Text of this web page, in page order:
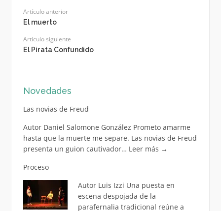
Artículo anterior
El muerto
Artículo siguiente
El Pirata Confundido
Novedades
Las novias de Freud
Autor Daniel Salomone González Prometo amarme
hasta que la muerte me separe. Las novias de Freud
presenta un guion cautivador… Leer más →
Proceso
Autor Luis Izzi Una puesta en
escena despojada de la
parafernalia tradicional reúne a